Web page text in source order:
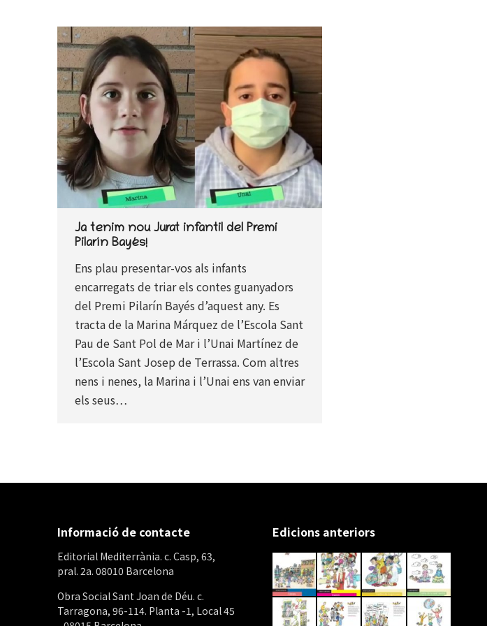
Ja tenim nou Jurat infantil del Premi
Pilarín Bayés!
Ens plau presentar-vos als infants
encarregats de triar els contes guanyadors
del Premi Pilarín Bayés d’aquest any. Es
tracta de la Marina Márquez de l’Escola Sant
Pau de Sant Pol de Mar i l’Unai Martínez de
l’Escola Sant Josep de Terrassa. Com altres
nens i nenes, la Marina i l’Unai ens van enviar
els seus…
Informació de contacte
Editorial Mediterrània. c. Casp, 63,
pral. 2a. 08010 Barcelona
Obra Social Sant Joan de Déu. c.
Tarragona, 96-114. Planta -1, Local 45
Edicions anteriors